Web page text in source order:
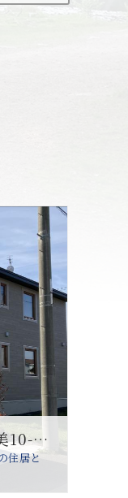
スウェーデンガーデン当別太美10-1分譲住宅
住居と